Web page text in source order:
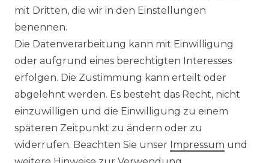
IMPRESSUM
KONTAKT
Unsere Zahlungsmöglichkeiten
mit Dritten, die wir in den Einstellungen
benennen.
Die Datenverarbeitung kann mit Einwilligung
oder aufgrund eines berechtigten Interesses
erfolgen. Die Zustimmung kann erteilt oder
abgelehnt werden. Es besteht das Recht, nicht
einzuwilligen und die Einwilligung zu einem
späteren Zeitpunkt zu ändern oder zu
widerrufen. Beachten Sie unser Impressum und